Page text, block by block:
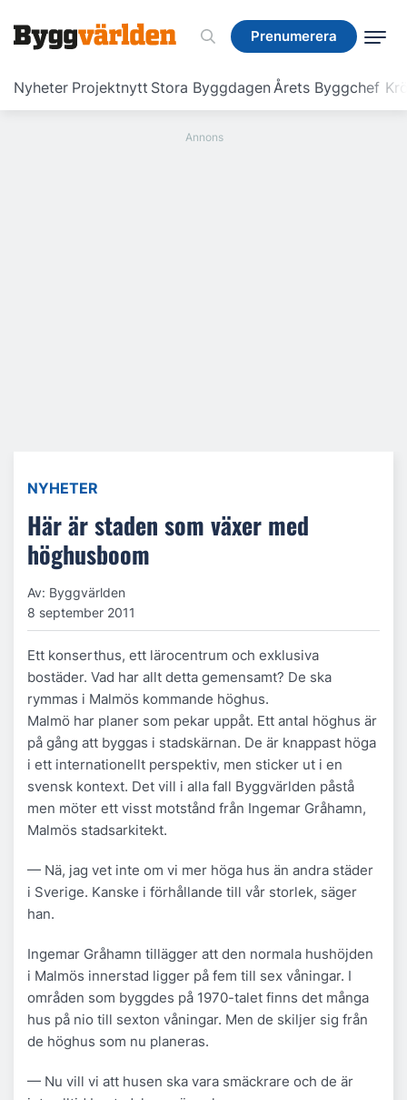
Prenumerera
Nyheter Projektnytt Stora ByggdagenÅrets Byggchef
Prenumerera
NYHETER
Här är staden som växer med
höghusboom
Av: Byggvärlden
8 september 2011
Ett konserthus, ett lärocentrum och exklusiva
bostäder. Vad har allt detta gemensamt? De ska
rymmas i Malmös kommande höghus.
Malmö har planer som pekar uppåt. Ett antal höghus är
på gång att byggas i stadskärnan. De är knappast höga
i ett internationellt perspektiv, men sticker ut i en
svensk kontext. Det vill i alla fall Byggvärlden påstå
men möter ett visst motstånd från Ingemar Gråhamn,
Malmös stadsarkitekt.
— Nä, jag vet inte om vi mer höga hus än andra städer
i Sverige. Kanske i förhållande till vår storlek, säger
han.
Ingemar Gråhamn tillägger att den normala hushöjden
i Malmös innerstad ligger på fem till sex våningar. I
områden som byggdes på 1970-talet finns det många
hus på nio till sexton våningar. Men de skiljer sig från
de höghus som nu planeras.
— Nu vill vi att husen ska vara smäckrare och de är